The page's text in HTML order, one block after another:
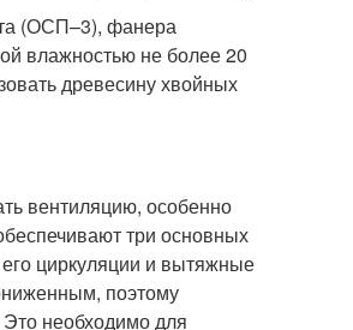
(ОСП–3), фанера
влажностью не более 20
древесину хвойных
вентиляцию, особенно
три основных
циркуляции и вытяжные
поэтому
необходимо для